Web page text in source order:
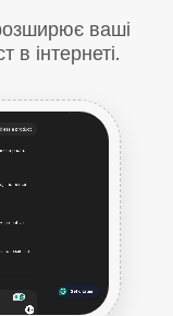
ваші
в інтернеті.